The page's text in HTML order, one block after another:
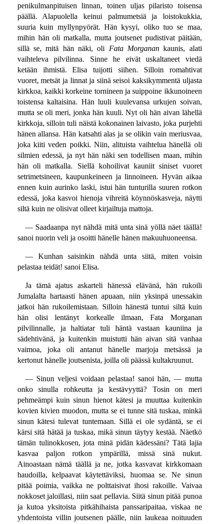
penikulmanpituisen linnan, toinen uljas pilaristo toisensa
päällä. Alapuolella keinui palmumetsiä ja loistokukkia,
suuria kuin myllynpyörät. Hän kysyi, oliko tuo se maa,
mihin hän oli matkalla, mutta joutsenet pudistivat päitään,
sillä se, mitä hän näki, oli Fata Morganan kaunis, alati
vaihteleva pilvilinna. Sinne he eivät uskaltaneet viedä
ketään ihmistä. Elisa tuijotti siihen. Silloin romahtivat
vuoret, metsät ja linnat ja siinä seisoi kaksikymmentä uljasta
kirkkoa, kaikki korkeine tornineen ja suippoine ikkunoineen
toistensa kaltaisina. Hän luuli kuulevansa urkujen soivan,
mutta se oli meri, jonka hän kuuli. Nyt oli hän aivan lähellä
kirkkoja, silloin tuli näistä kokonainen laivasto, joka purjehti
hänen allansa. Hän katsahti alas ja se olikin vain meriusvaa,
joka kiiti veden poikki. Niin, alituista vaihtelua hänellä oli
silmien edessä, ja nyt hän näki sen todellisen maan, mihin
hän oli matkalla. Siellä kohoilivat kauniit siniset vuoret
setrimetsineen, kaupunkeineen ja linnoineen. Hyvän aikaa
ennen kuin aurinko laski, istui hän tunturilla suuren rotkon
edessä, joka kasvoi hienoja vihreitä köynnöskasveja, näytti
siltä kuin ne olisivat olleet kirjailtuja mattoja.
— Saadaanpa nyt nähdä mitä unta sinä yöllä näet täällä!
sanoi nuorin veli ja osoitti hänelle hänen makuuhuoneensa.
— Kunhan saisinkin nähdä unta siitä, miten voisin
pelastaa teidät! sanoi Elisa.
Ja tämä ajatus askarteli hänessä elävänä, hän rukoili
Jumalalta hartaasti hänen apuaan, niin yksinpä unessakin
jatkoi hän rukoilemistaan. Silloin hänestä tuntui siltä kuin
hän olisi lentänyt korkealle ilmaan, Fata Morganan
pilvilinnalle, ja haltiatar tuli häntä vastaan kauniina ja
sädehtivänä, ja kuitenkin muistutti hän aivan sitä vanhaa
vaimoa, joka oli antanut hänelle marjoja metsässä ja
kertonut hänelle joutsenista, joilla oli päässä kultakruunut.
— Sinun veljesi voidaan pelastaa! sanoi hän, — mutta
onko sinulla rohkeutta ja kestävyyttä? Tosin on meri
pehmeämpi kuin sinun hienot kätesi ja muuttaa kuitenkin
kovien kivien muodon, mutta se ei tunne sitä tuskaa, minkä
sinun kätesi tulevat tuntemaan. Sillä ei ole sydäntä, se ei
kärsi sitä hätää ja tuskaa, mikä sinun täytyy kestää. Näetkö
tämän tulinokkosen, jota minä pidän kädessäni? Tätä lajia
kasvaa paljon rotkon ympärillä, missä sinä nukut.
Ainoastaan nämä täällä ja ne, jotka kasvavat kirkkomaan
haudoilla, kelpaavat käytettäviksi, huomaa se. Ne sinun
pitää poimia, vaikka ne polttaisivat ihosi rakoille. Vaivaa
nokkoset jaloillasi, niin saat pellavia. Siitä sinun pitää punoa
ja kutoa yksitoista pitkähihaista panssaripaitaa, viskaa ne
yhdentoista villin joutsenen päälle, niin laukeaa noituuden